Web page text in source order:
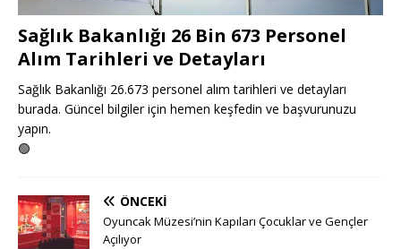
Sağlık Bakanlığı 26 Bin 673 Personel
Alım Tarihleri ve Detayları
Sağlık Bakanlığı 26.673 personel alım tarihleri ve detayları
burada. Güncel bilgiler için hemen keşfedin ve başvurunuzu
yapın.
🟢
ÖNCEKI
Oyuncak Müzesi’nin Kapıları Çocuklar ve Gençler
Açılıyor